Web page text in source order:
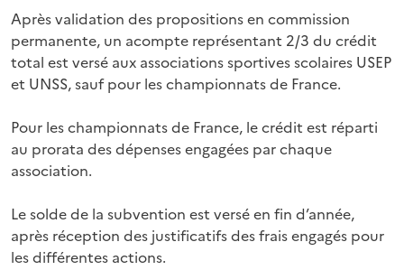
Après validation des propositions en commission
permanente, un acompte représentant 2/3 du crédit
total est versé aux associations sportives scolaires USEP
et UNSS, sauf pour les championnats de France.
Pour les championnats de France, le crédit est réparti
au prorata des dépenses engagées par chaque
association.
Le solde de la subvention est versé en fin d’année,
après réception des justificatifs des frais engagés pour
les différentes actions.